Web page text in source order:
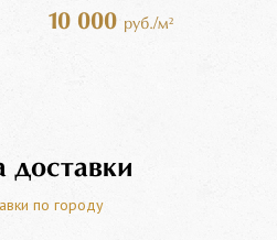
10 000 руб./м²
доставки
по городу